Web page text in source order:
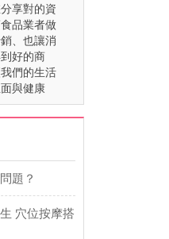
享對的資
品業者做
、也讓消
好的商
們的生活
與健康
題？
穴位按摩搭